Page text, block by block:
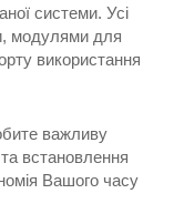
системи. Усі
модулями для
використання
важливу
встановлення
Вашого часу